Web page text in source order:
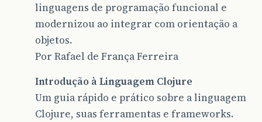
linguagens de programação funcional e
modernizou ao integrar com orientação a
objetos.
Por Rafael de França Ferreira
Introdução à Linguagem Clojure
Um guia rápido e prático sobre a linguagem
Clojure, suas ferramentas e frameworks.